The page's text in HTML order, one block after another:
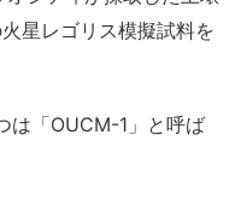
星レゴリス模擬試料を
は「OUCM-1」と呼ば